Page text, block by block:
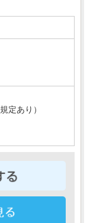
ただきます＊
定あり）